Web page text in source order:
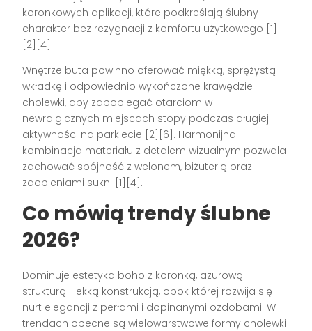
koronkowych aplikacji, które podkreślają ślubny
charakter bez rezygnacji z komfortu użytkowego [1]
[2][4].
Wnętrze buta powinno oferować miękką, sprężystą
wkładkę i odpowiednio wykończone krawędzie
cholewki, aby zapobiegać otarciom w
newralgicznych miejscach stopy podczas długiej
aktywności na parkiecie [2][6]. Harmonijna
kombinacja materiału z detalem wizualnym pozwala
zachować spójność z welonem, biżuterią oraz
zdobieniami sukni [1][4].
Co mówią trendy ślubne
2026?
Dominuje estetyka boho z koronką, ażurową
strukturą i lekką konstrukcją, obok której rozwija się
nurt elegancji z perłami i dopinanymi ozdobami. W
trendach obecne są wielowarstwowe formy cholewki